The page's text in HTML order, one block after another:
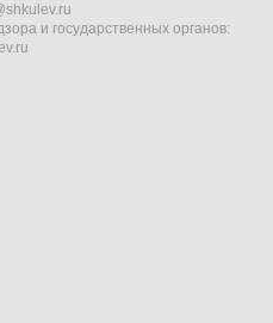
и государственных органов: